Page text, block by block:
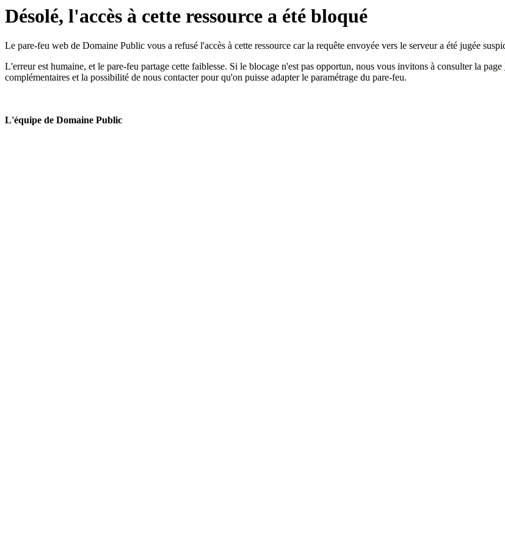
Désolé, l'accès à cette ressource a été bloqué
Le pare-feu web de Domaine Public vous a refusé l'accès à cette ressource car la requête envoyée vers le serveur a été jugée
L'erreur est humaine, et le pare-feu partage cette faiblesse. Si le blocage n'est pas opportun, nous vous invitons à consulter la page
complémentaires et la possibilité de nous contacter pour qu'on puisse adapter le paramétrage du pare-feu.
L'équipe de Domaine Public